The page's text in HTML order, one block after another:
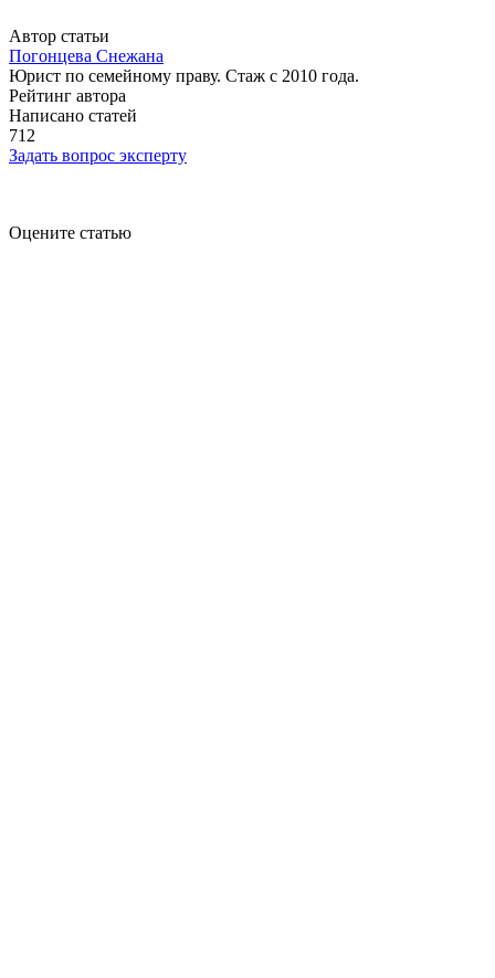
Автор статьи
Погонцева Снежана
Юрист по семейному праву. Стаж с 2010 года.
Рейтинг автора
Написано статей
712
Задать вопрос эксперту
Оцените статью